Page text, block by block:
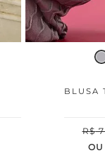
BLUSA
R$
OU